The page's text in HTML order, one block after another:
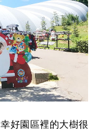
好園區裡的大樹很